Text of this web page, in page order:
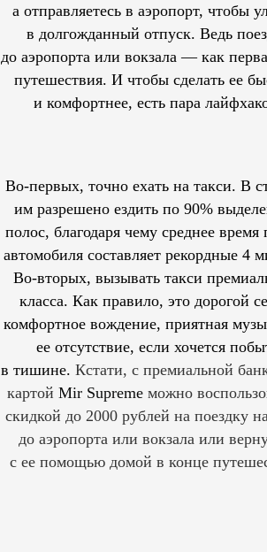
а отправляетесь в аэропорт, чтобы
в долгожданный отпуск. Ведь
до аэропорта или вокзала — как
путешествия. И чтобы сделать ее
и комфортнее, есть пара
Во-первых, точно ехать на такси. В
им разрешеноездить по 90%
полос, благодаря чему среднее время
автомобиля составляет рекордные 4
Во-вторых, вызывать такси
класса. Как правило, это дорогой
комфортное вождение, приятная
ее отсутствие, если хочется
в тишине. Кстати, с премиальной
картой Mir Supreme можно
скидкой до 2000 рублей на поездку
до аэропорта или вокзала или
с ее помощью домой в конце